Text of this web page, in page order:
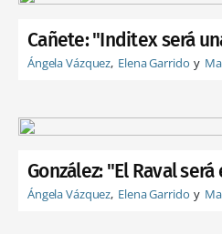
Cañete: "Inditex será
Ángela Vázquez Elena Garrido
González: "El Raval
Ángela Vázquez Elena Garrido